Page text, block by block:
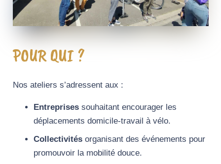
POUR QUI ?
Nos ateliers s’adressent aux :
Entreprises souhaitant encourager les
déplacements domicile-travail à vélo.
Collectivités organisant des événements pour
promouvoir la mobilité douce.